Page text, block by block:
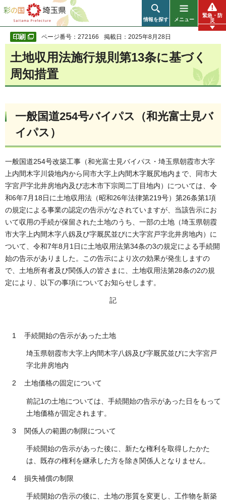
彩の国 埼玉県
情報を探す メニュー
緊急・防
災
ページ番号：272166 掲載日：2025年8月28日
土地収用法施行規則第13条に基づく
周知措置
一般国道254号バイパス（和光富士見バ
イパス）
一般国道254号改築工事（和光富士見バイパス・埼玉県朝霞市大字
上内間木字川袋地内から同市大字上内間木字厩尻地内まで、同市大
字宮戸字北井房地内及び志木市下宗岡二丁目地内）については、令
和6年7月18日に土地収用法（昭和26年法律第219号）第26条第1項
の規定による事業の認定の告示がなされていますが、当該告示にお
いて収用の手続が保留された土地のうち、一部の土地（埼玉県朝霞
市大字上内間木字八釼及び字厩尻並びに大字宮戸字北井房地内）に
ついて、令和7年8月1日に土地収用法第34条の3の規定による手続開
始の告示がありました。この告示により次の効果が発生しますの
で、土地所有者及び関係人の皆さまに、土地収用法第28条の2の規
定により、以下の事項についてお知らせします。
記
1 手続開始の告示があった土地
埼玉県朝霞市大字上内間木字八釼及び字厩尻並びに大字宮戸
字北井房地内
2 土地価格の固定について
前記1の土地については、手続開始の告示があった日をもって
土地価格が固定されます。
3 関係人の範囲の制限について
手続開始の告示があった後に、新たな権利を取得したかた
は、既存の権利を継承した方を除き関係人となりません。
4 損失補償の制限
手続開始の告示の後に、土地の形質を変更し、工作物を新築